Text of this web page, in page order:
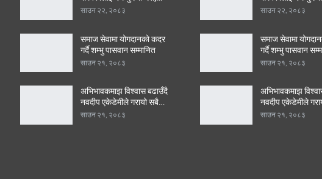
साउन २२, २०८३
समाज सेवामा योगदानको कदर
गर्दै शम्भु पासवान सम्मानित
साउन २१, २०८३
अभिभावकमाझ विश्वास बढाउँदै
नवदीप एकेडेमीले गरायो सबै…
साउन २१, २०८३
साउन २२, २०८३
समाज सेवामा
गर्दै शम्भु पासवान
साउन २१, २०८३
अभिभावकमाझ
नवदीप एकेडेमीले
साउन २१, २०८३